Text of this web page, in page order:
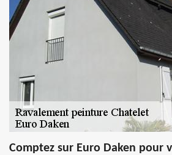
Comptez sur Euro Daken pour